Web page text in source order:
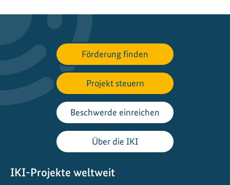
e
c
h
t
i
g
k
e
i
Förderung finden
Projekt steuern
Beschwerde einreichen
Über die IKI
IKI-Projekte weltweit